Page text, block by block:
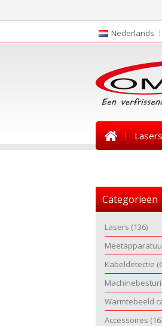
Nederlands
Lasers
Categorieën
Lasers (136)
Kabeldetectie
Warmtebeeld
Accessoires